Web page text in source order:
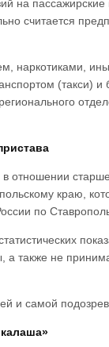
на пассажирские
считается
наркотиками,
(такси) и
отношении
краю,
по
а также не
и самой